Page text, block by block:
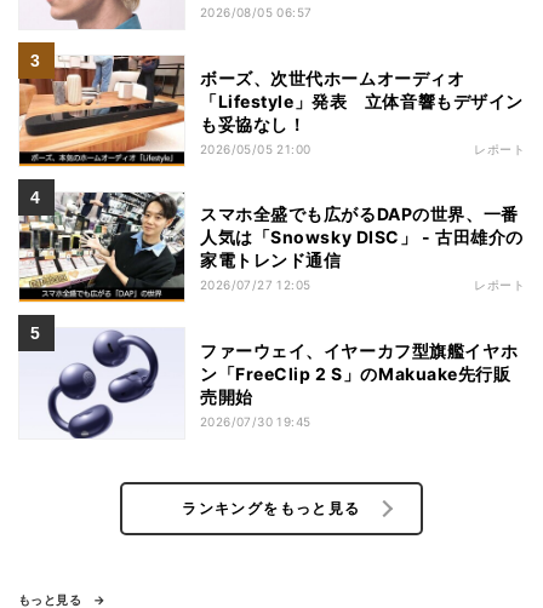
2026/08/05 06:57
ボーズ、次世代ホームオーディオ
「Lifestyle」発表 立体音響もデザイン
も妥協なし！
2026/05/05 21:00 レポート
スマホ全盛でも広がるDAPの世界、一番
人気は「Snowsky DISC」 - 古田雄介の
家電トレンド通信
2026/07/27 12:05 レポート
ファーウェイ、イヤーカフ型旗艦イヤホ
ン「FreeClip 2 S」のMakuake先行販
売開始
2026/07/30 19:45
ランキングをもっと見る
もっと見る